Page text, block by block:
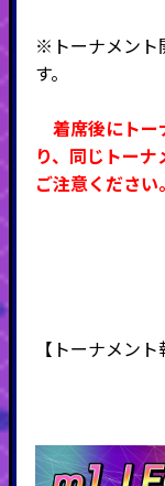
※トーナメント
す。
着席後にト
り、同じトー
ご注意ください。
【 トーナメント